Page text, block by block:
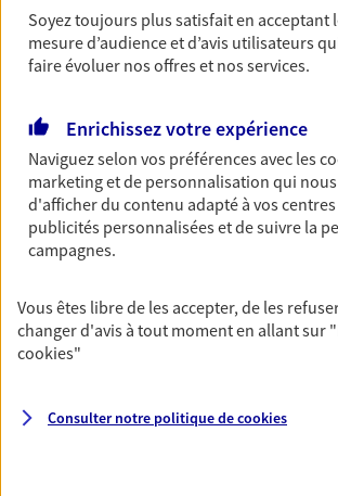
Garantie Accidents
Bricoleuse, féru de jardinage,
ou grande lectrice… personne n'est
Accident, protégez votre qualité de
revenus.
Découvrir l'offre Garantie Accidents de
OBTENIR UN TARIF EN LIGNE
Multirisque
Gagnez en simplicité et en sérénité
assurance multirisque entreprise. Un
équipements et stocks… sans
responsabilité civile.
Soyez toujours plus satisfait en acceptant
mesure d’audience et d’avis utilisateurs
faire évoluer nos offres et nos services.
Enrichissez votre expérience
Naviguez selon vos préférences avec les
marketing et de personnalisation qui
d'afficher du contenu adapté à vos
publicités personnalisées et de suivre la
campagnes.
Vous êtes libre de les accepter, de les
changer d'avis à tout moment en allant sur
cookies"
Consulter notre politique decookies